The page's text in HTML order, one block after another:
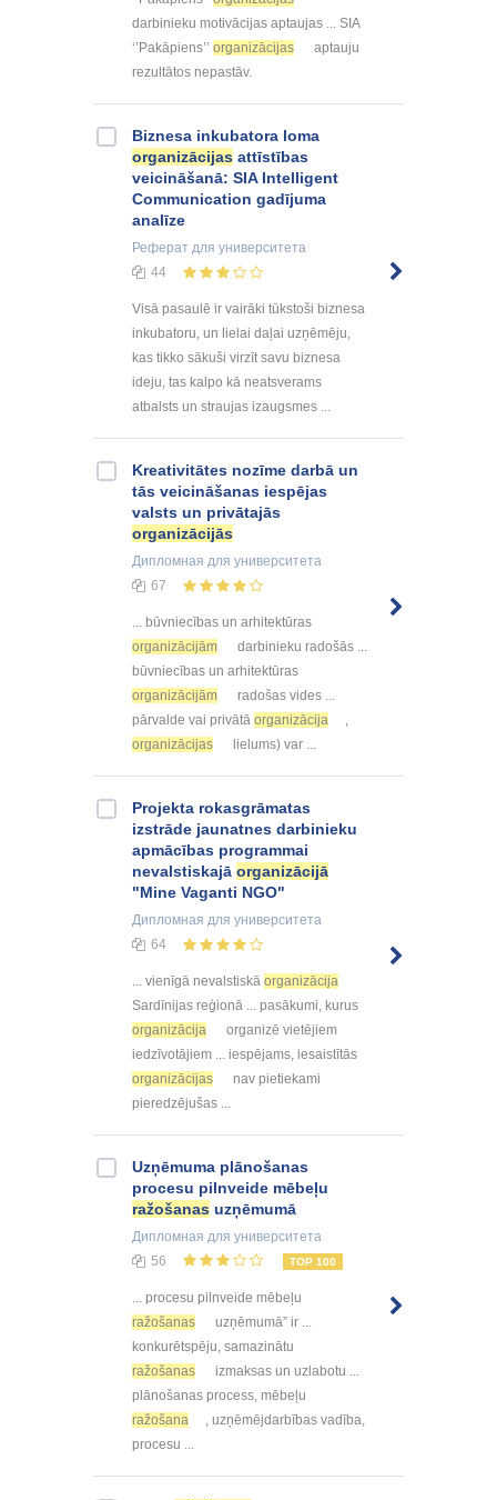
darbinieku motivācijas aptaujas ... SIA
‘’Pakāpiens’’ organizācijas
aptauju
rezultātos nepastāv.
Biznesa inkubatora loma
organizācijas attīstības
veicināšanā: SIA Intelligent
Communication gadījuma
analīze
Реферат для университета
44
Visā pasaulē ir vairāki tūkstoši biznesa
inkubatoru, un lielai daļai uzņēmēju,
kas tikko sākuši virzīt savu biznesa
ideju, tas kalpo kā neatsverams
atbalsts un straujas izaugsmes ...
Kreativitātes nozīme darbā un
tās veicināšanas iespējas
valsts un privātajās
organizācijās
Дипломная для университета
67
... būvniecības un arhitektūras
organizācijām
darbinieku radošās ...
būvniecības un arhitektūras
organizācijām
radošas vides ...
pārvalde vai privātā organizācija
organizācijas
lielums) var ...
Projekta rokasgrāmatas
izstrāde jaunatnes darbinieku
apmācības programmai
nevalstiskajā organizācijā
"Mine Vaganti NGO"
Дипломная для университета
64
... vienīgā nevalstiskā organizācija
Sardīnijas reģionā ... pasākumi, kurus
organizācija
organizē vietējiem
iedzīvotājiem ... iespējams, iesaistītās
organizācijas
nav pietiekami
pieredzējušas ...
Uzņēmuma plānošanas
procesu pilnveide mēbeļu
ražošanas uzņēmumā
Дипломная для университета
56
TOP 100
... procesu pilnveide mēbeļu
ražošanas
uzņēmumā” ir ...
konkurētspēju, samazinātu
ražošanas
izmaksas un uzlabotu ...
plānošanas process, mēbeļu
ražošana
, uzņēmējdarbības vadība,
procesu ...